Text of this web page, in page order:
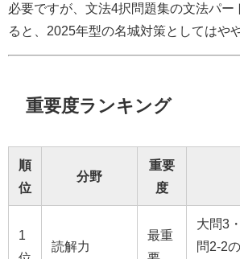
必要ですが、文法4択問題集の文法パー
ると、2025年型の名城対策としてはや
重要度ランキング
順
位
分野
重要
度
1
読解力
最重
大問3
問2-2